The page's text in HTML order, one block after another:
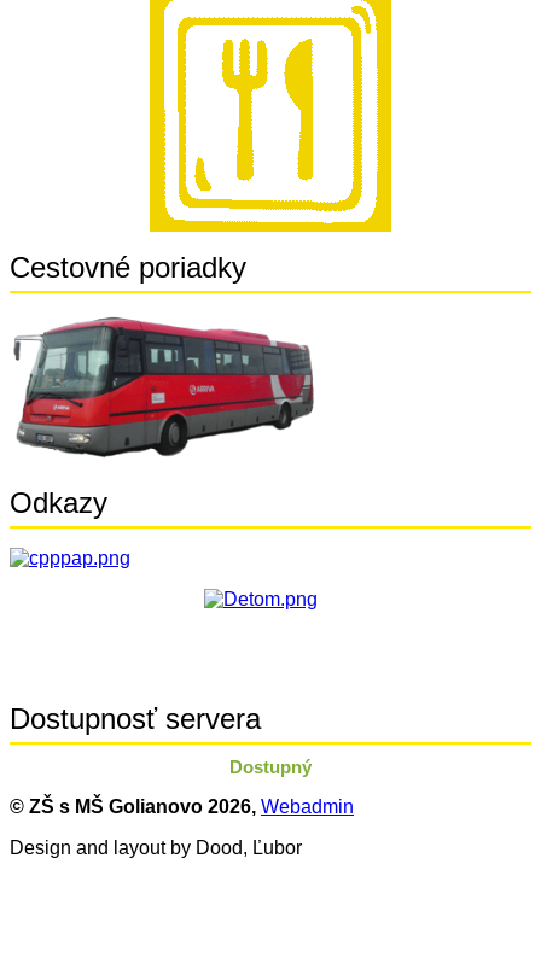
Cestovné poriadky
Odkazy
Dostupnosť servera
Dostupný
© ZŠ s MŠ Golianovo 2026, Webadmin
Design and layout by Dood, Ľubor